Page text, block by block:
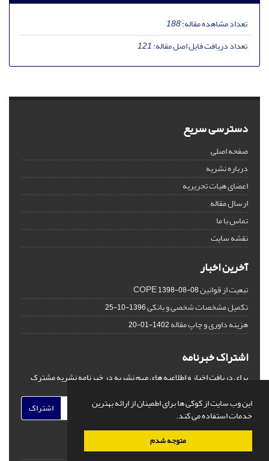
این وب سایت از کوکی ها برای اطمینان از ارائه بهترین
خدمات استفاده می کند.
متوجه شدم
تعداد مشاهده مقاله:188
تعداد دریافت فایل اصل مقاله:121
دسترسی سریع
صفحه اصلی
درباره نشریه
اعضای هیات تحریریه
ارسال مقاله
تماس با ما
نقشه سایت
آخرین اخبار
تبعیت از قوانین COPE1398-08-08
تکمیل مشخصات شخصی و بانکی1396-10-25
هزینه داوری و چاپ مقاله1402-01-20
اشتراک خبرنامه
برای دریافت اخبار و اطلاعیه های مهم نشریه در خبرنامه نشریه مشترک
اشتراک